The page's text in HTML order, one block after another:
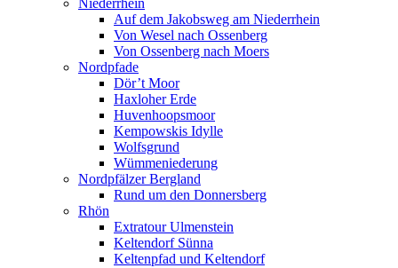
Niederrhein
Auf dem Jakobsweg am Niederrhein
Von Wesel nach Ossenberg
Von Ossenberg nach Moers
Nordpfade
Dör’t Moor
Haxloher Erde
Huvenhoopsmoor
Kempowskis Idylle
Wolfsgrund
Wümmeniederung
Nordpfälzer Bergland
Rund um den Donnersberg
Rhön
Extratour Ulmenstein
Keltendorf Sünna
Keltenpfad und Keltendorf